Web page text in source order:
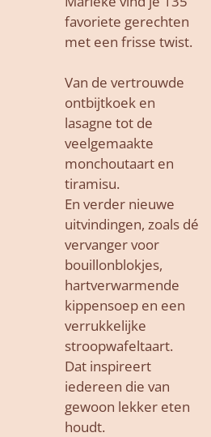
favoriete gerechten
met een frisse twist.
Van de vertrouwde
ontbijtkoek en
lasagne tot de
veelgemaakte
monchoutaart en
tiramisu.
En verder nieuwe
uitvindingen, zoals dé
vervanger voor
bouillonblokjes,
hartverwarmende
kippensoep en een
verrukkelijke
stroopwafeltaart.
Dat inspireert
iedereen die van
gewoon lekker eten
houdt.